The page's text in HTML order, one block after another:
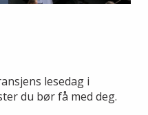
lesedag i
du bør få med deg.